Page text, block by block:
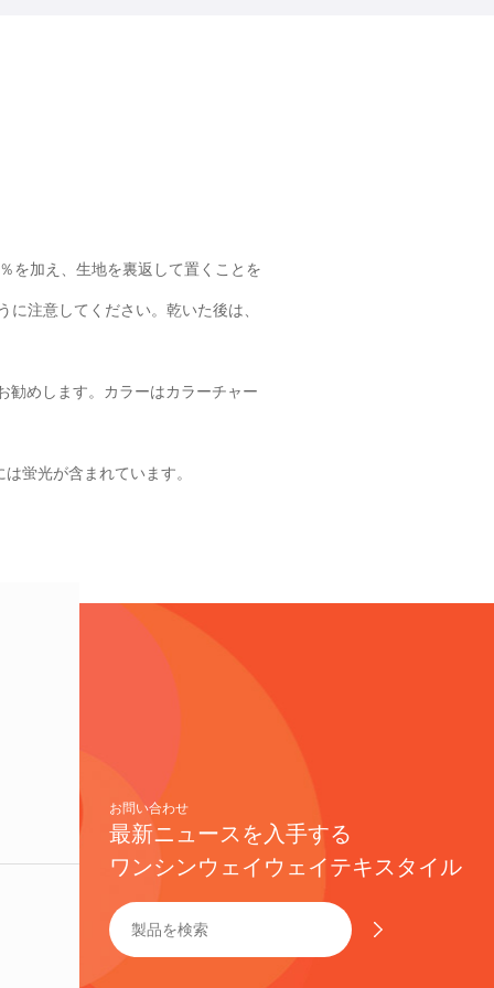
を加え、生地を裏返して置くことを
注意してください。乾いた後は、
勧めします。カラーはカラーチャー
は蛍光が含まれています。
お問い合わせ
最新ニュースを入手する
ワンシンウェイウェイテキスタイル